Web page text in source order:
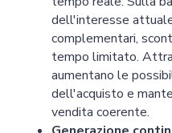
dell'interesse
complementari,
tempo limitato.
aumentano le
dell'acquisto e
vendita coerente.